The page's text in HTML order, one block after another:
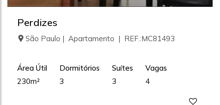
Perdizes
São Paulo | Apartamento | REF.:MC81493
Área Útil
230m²
Dormitórios
3
Suítes
3
Vagas
4